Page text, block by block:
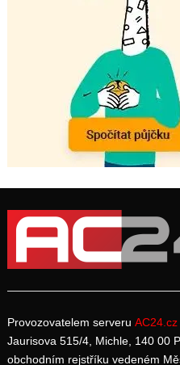
Provozovatelem serveru AC24.cz
Jaurisova 515/4, Michle, 140 00
obchodním rejstříku vedeném